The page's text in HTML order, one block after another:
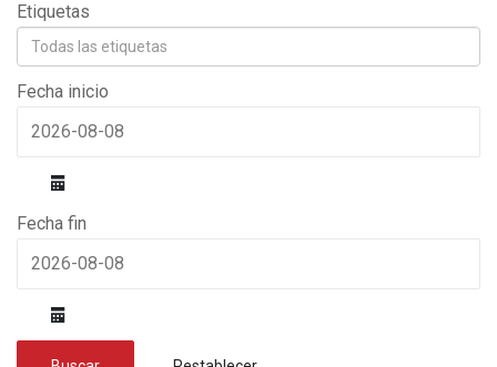
Etiquetas
Fecha inicio
Fecha fin